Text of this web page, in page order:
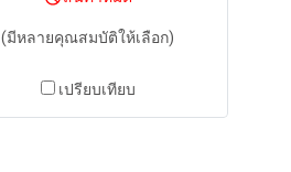
(มีหลายคุณสมบัติให้เลือก)
เปรียบเทียบ